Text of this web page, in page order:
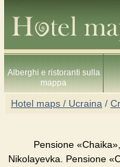
Alberghi e ristoranti sulla
mappa
Hotel maps / Ucraina /
Pensione
Nikolayevka. Pensione